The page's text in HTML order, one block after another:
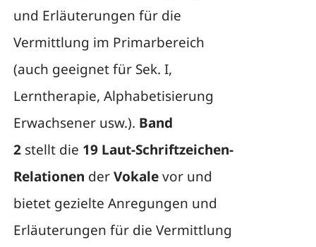
und Erläuterungen für die
Vermittlung im Primarbereich
(auch geeignet für Sek. I,
Lerntherapie, Alphabetisierung
Erwachsener usw.). Band
2stellt die 19 Laut-Schriftzeichen-
Relationen derVokalevor und
bietet gezielte Anregungen und
Erläuterungen für die Vermittlung